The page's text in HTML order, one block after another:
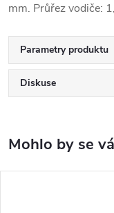
mm. Průřez vodiče:
Parametry produktu
Diskuse